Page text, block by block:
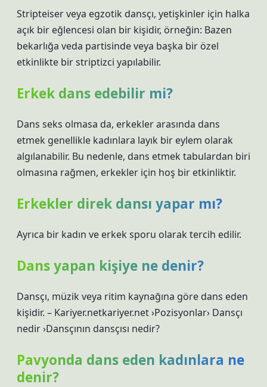
Stripteiser veya egzotik dansçı, yetişkinler için halka
açık bir eğlencesi olan bir kişidir, örneğin: Bazen
bekarlığa veda partisinde veya başka bir özel
etkinlikte bir striptizci yapılabilir.
Erkek dans edebilir mi?
Dans seks olmasa da, erkekler arasında dans
etmek genellikle kadınlara layık bir eylem olarak
algılanabilir. Bu nedenle, dans etmek tabulardan biri
olmasına rağmen, erkekler için hoş bir etkinliktir.
Erkekler direk dansı yapar mı?
Ayrıca bir kadın ve erkek sporu olarak tercih edilir.
Dans yapan kişiye ne denir?
Dansçı, müzik veya ritim kaynağına göre dans eden
kişidir. – Kariyer.netkariyer.net ›Pozisyonlar› Dansçı
nedir ›Dansçının dansçısı nedir?
Pavyonda dans eden kadınlara ne
denir?